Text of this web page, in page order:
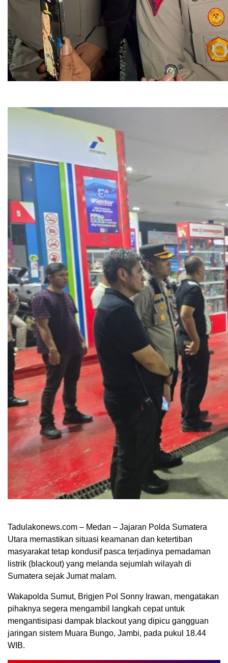
Tadulakonews.com – Medan – Jajaran Polda Sumatera
Utara memastikan situasi keamanan dan ketertiban
masyarakat tetap kondusif pasca terjadinya pemadaman
listrik (blackout) yang melanda sejumlah wilayah di
Sumatera sejak Jumat malam.
Wakapolda Sumut, Brigjen Pol Sonny Irawan, mengatakan
pihaknya segera mengambil langkah cepat untuk
mengantisipasi dampak blackout yang dipicu gangguan
jaringan sistem Muara Bungo, Jambi, pada pukul 18.44
WIB.